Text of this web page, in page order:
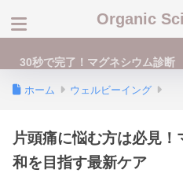
Organic
30秒で完了！マグネシウム診断
ホーム ウェルビーイング
片頭痛に悩む方は必見
和を目指す最新ケア